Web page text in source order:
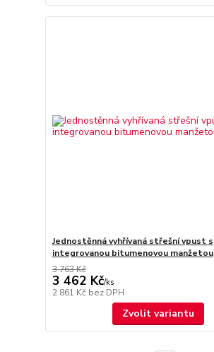
Jednostěnná vyhřívaná střešní vpust s
integrovanou bitumenovou manžetou
3 763 Kč
3 462 Kč/ks
2 861 Kč bez DPH
Zvolit variantu